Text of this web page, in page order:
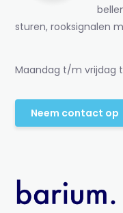
sturen, rooksignalen
Maandag t/m vrijdag
Neem contact op